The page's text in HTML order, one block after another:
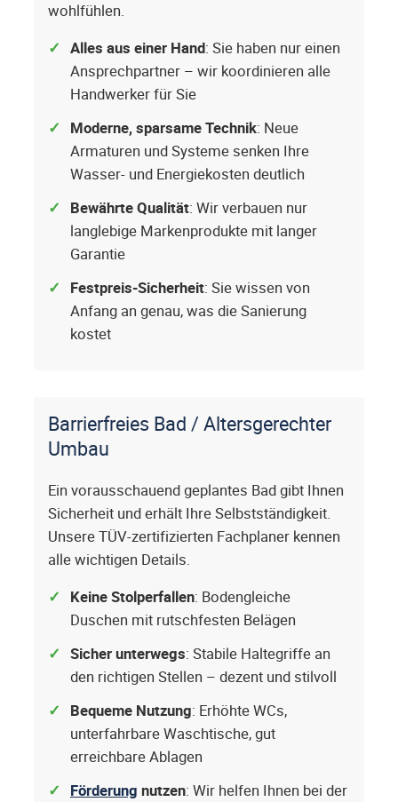
wohlfühlen.
Alles aus einer Hand: Sie haben nur einen
Ansprechpartner – wir koordinieren alle
Handwerker für Sie
Moderne, sparsame Technik: Neue
Armaturen und Systeme senken Ihre
Wasser- und Energiekosten deutlich
Bewährte Qualität: Wir verbauen nur
langlebige Markenprodukte mit langer
Garantie
Festpreis-Sicherheit: Sie wissen von
Anfang an genau, was die Sanierung
kostet
Barrierfreies Bad / Altersgerechter
Umbau
Ein vorausschauend geplantes Bad gibt Ihnen
Sicherheit und erhält Ihre Selbstständigkeit.
Unsere TÜV-zertifizierten Fachplaner kennen
alle wichtigen Details.
Keine Stolperfallen: Bodengleiche
Duschen mit rutschfesten Belägen
Sicher unterwegs: Stabile Haltegriffe an
den richtigen Stellen – dezent und stilvoll
Bequeme Nutzung: Erhöhte WCs,
unterfahrbare Waschtische, gut
erreichbare Ablagen
Förderung nutzen: Wir helfen Ihnen bei der